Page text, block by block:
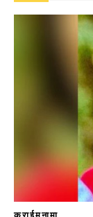
क्राईमनामा